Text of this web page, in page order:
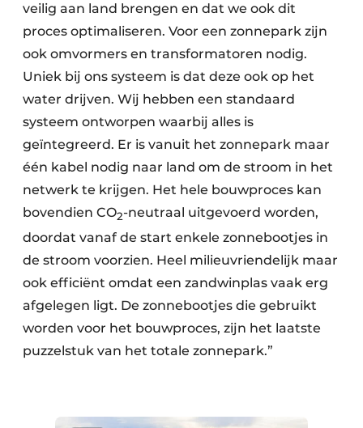
veilig aan land brengen en dat we ook dit
proces optimaliseren. Voor een zonnepark zijn
ook omvormers en transformatoren nodig.
Uniek bij ons systeem is dat deze ook op het
water drijven. Wij hebben een standaard
systeem ontworpen waarbij alles is
geïntegreerd. Er is vanuit het zonnepark maar
één kabel nodig naar land om de stroom in het
netwerk te krijgen. Het hele bouwproces kan
bovendien CO2-neutraal uitgevoerd worden,
doordat vanaf de start enkele zonnebootjes in
de stroom voorzien. Heel milieuvriendelijk maar
ook efficiënt omdat een zandwinplas vaak erg
afgelegen ligt. De zonnebootjes die gebruikt
worden voor het bouwproces, zijn het laatste
puzzelstuk van het totale zonnepark.”